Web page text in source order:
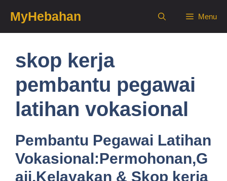
content
MyHebahan Menu
skop kerja
pembantu pegawai
latihan vokasional
Pembantu Pegawai Latihan
Vokasional:Permohonan,G
aji,Kelayakan & Skop kerja